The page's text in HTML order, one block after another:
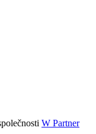
W Partner